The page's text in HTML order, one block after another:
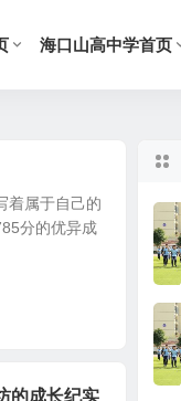
海口山高中学首页
着属于自己的
分的优异成
的成长纪实